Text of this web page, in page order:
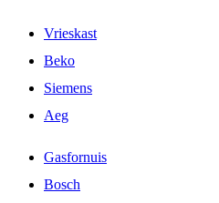
Vrieskast
Beko
Siemens
Aeg
Gasfornuis
Bosch